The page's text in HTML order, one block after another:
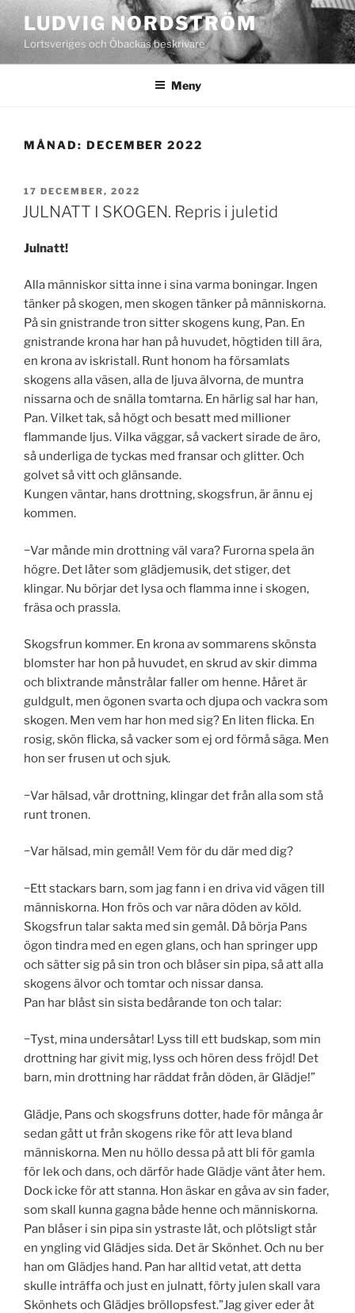
Hoppa
till
innehåll
LUDVIG NORDSTRÖM
Lortsveriges och Öbackas beskrivare
Meny
MÅNAD: DECEMBER 2022
PUBLICERAT
17 DECEMBER, 2022
JULNATT I SKOGEN. Repris i juletid
Julnatt!
Alla människor sitta inne i sina varma boningar. Ingen
tänker på skogen, men skogen tänker på människorna.
På sin gnistrande tron sitter skogens kung, Pan. En
gnistrande krona har han på huvudet, högtiden till ära,
en krona av iskristall. Runt honom ha församlats
skogens alla väsen, alla de ljuva älvorna, de muntra
nissarna och de snälla tomtarna. En härlig sal har han,
Pan. Vilket tak, så högt och besatt med millioner
flammande ljus. Vilka väggar, så vackert sirade de äro,
så underliga de tyckas med fransar och glitter. Och
golvet så vitt och glänsande.
Kungen väntar, hans drottning, skogsfrun, är ännu ej
kommen.
−Var månde min drottning väl vara? Furorna spela än
högre. Det låter som glädjemusik, det stiger, det
klingar. Nu börjar det lysa och flamma inne i skogen,
fräsa och prassla.
Skogsfrun kommer. En krona av sommarens skönsta
blomster har hon på huvudet, en skrud av skir dimma
och blixtrande månstrålar faller om henne. Håret är
guldgult, men ögonen svarta och djupa och vackra som
skogen. Men vem har hon med sig? En liten flicka. En
rosig, skön flicka, så vacker som ej ord förmå säga. Men
hon ser frusen ut och sjuk.
−Var hälsad, vår drottning, klingar det från alla som stå
runt tronen.
−Var hälsad, min gemål! Vem för du där med dig?
−Ett stackars barn, som jag fann i en driva vid vägen till
människorna. Hon frös och var nära döden av köld.
Skogsfrun talar sakta med sin gemål. Då börja Pans
ögon tindra med en egen glans, och han springer upp
och sätter sig på sin tron och blåser sin pipa, så att alla
skogens älvor och tomtar och nissar dansa.
Pan har blåst sin sista bedårande ton och talar:
−Tyst, mina undersåtar! Lyss till ett budskap, som min
drottning har givit mig, lyss och hören dess fröjd! Det
barn, min drottning har räddat från döden, är Glädje!”
Glädje, Pans och skogsfruns dotter, hade för många år
sedan gått ut från skogens rike för att leva bland
människorna. Men nu höllo dessa på att bli för gamla
för lek och dans, och därför hade Glädje vänt åter hem.
Dock icke för att stanna. Hon äskar en gåva av sin fader,
som skall kunna gagna både henne och människorna.
Pan blåser i sin pipa sin ystraste låt, och plötsligt står
en yngling vid Glädjes sida. Det är Skönhet. Och nu ber
han om Glädjes hand. Pan har alltid vetat, att detta
skulle inträffa och just en julnatt, förty julen skall vara
Skönhets och Glädjes bröllopsfest.”Jag giver eder åt